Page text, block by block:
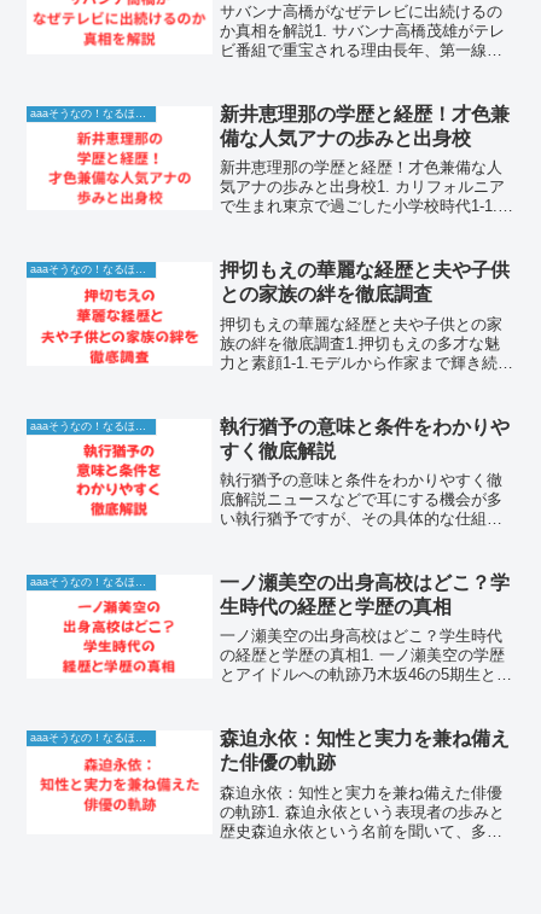
サバンナ高橋がなぜテレビに出続けるの
か真相を解説1. サバンナ高橋茂雄がテレ
ビ番組で重宝される理由長年、第一線で
安定した露出を誇っています。なぜ多く
の芸人が入れ替わる芸...
新井恵理那の学歴と経歴！才色兼
備な人気アナの歩みと出身校
新井恵理那の学歴と経歴！才色兼備な人
気アナの歩みと出身校1. カリフォルニア
で生まれ東京で過ごした小学校時代1-1.
にわたりお茶の間の朝の顔を務めてきた
新井恵理那さん...
aaaそうなの！なるほど！情報
押切もえの華麗な経歴と夫や子供
との家族の絆を徹底調査
押切もえの華麗な経歴と夫や子供との家
族の絆を徹底調査1.押切もえの多才な魅
力と素顔1-1.モデルから作家まで輝き続け
ルとしてデビューして以来、長年にわた
り日本...
執行猶予の意味と条件をわかりや
すく徹底解説
執行猶予の意味と条件をわかりやすく徹
底解説ニュースなどで耳にする機会が多
い執行猶予ですが、その具体的な仕組み
として、執行猶予とは刑の言い渡しを一
定期間猶予し、その間に罪...
一ノ瀬美空の出身高校はどこ？学
生時代の経歴と学歴の真相
一ノ瀬美空の出身高校はどこ？学生時代
の経歴と学歴の真相1. 一ノ瀬美空の学歴
とアイドルへの軌跡乃木坂46の5期生とし
一ノ瀬美空さん。グループ加入後、瞬く
間に人気メンバー...
aaaそうなの！なるほど！情報
森迫永依：知性と実力を兼ね備え
た俳優の軌跡
森迫永依：知性と実力を兼ね備えた俳優
の軌跡1. 森迫永依という表現者の歩みと
歴史森迫永依という名前を聞いて、多く